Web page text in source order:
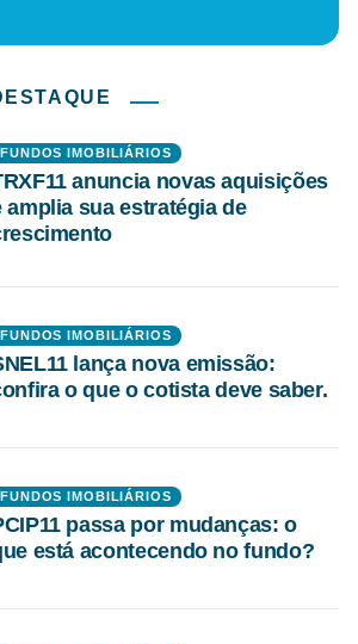
FUNDOS IMOBILIÁRIOS
anuncia novas aquisições
amplia sua estratégia de
FUNDOS IMOBILIÁRIOS
lança nova emissão:
o que o cotista deve saber.
FUNDOS IMOBILIÁRIOS
passa por mudanças: o
está acontecendo no fundo?